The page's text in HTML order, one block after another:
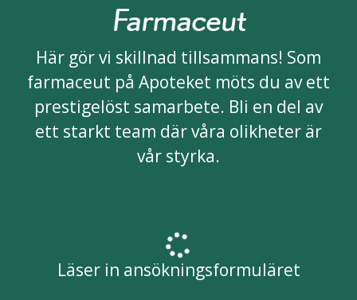
Farmaceut
Här gör vi skillnad tillsammans! Som
farmaceut på Apoteket möts du av ett
prestigelöst samarbete. Bli en del av
ett starkt team där våra olikheter är
vår styrka.
Läser in ansökningsformuläret